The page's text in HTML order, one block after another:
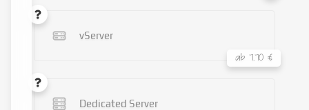
vServer
ab 7.70 €
Dedicated Server